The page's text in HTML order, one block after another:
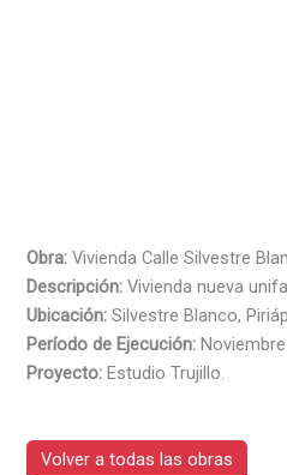
Obra: Vivienda Calle Silvestre
Descripción: Vivienda nueva
Ubicación: Silvestre Blanco,
Período de Ejecución:
Proyecto: Estudio Trujillo.
Volver a todas las obras